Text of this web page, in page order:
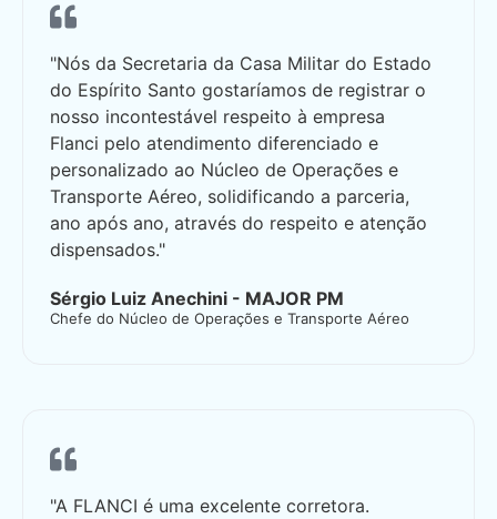
"Nós da Secretaria da Casa Militar do Estado
do Espírito Santo gostaríamos de registrar o
nosso incontestável respeito à empresa
Flanci pelo atendimento diferenciado e
personalizado ao Núcleo de Operações e
Transporte Aéreo, solidificando a parceria,
ano após ano, através do respeito e atenção
dispensados."
Sérgio Luiz Anechini - MAJOR PM
Chefe do Núcleo de Operações e Transporte Aéreo
"A FLANCI é uma excelente corretora.